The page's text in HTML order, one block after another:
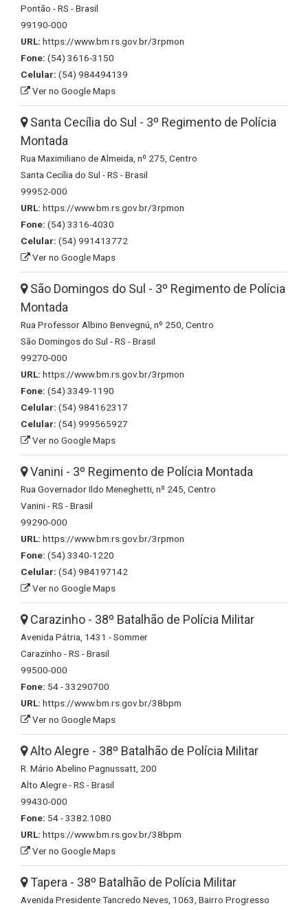
Pontão - RS - Brasil
99190-000
URL: https://www.bm.rs.gov.br/3rpmon
Fone: (54) 3616-3150
Celular: (54) 984494139
Ver no Google Maps
Santa Cecília do Sul - 3º Regimento de Polícia
Montada
Rua Maximiliano de Almeida, nº 275, Centro
Santa Cecília do Sul - RS - Brasil
99952-000
URL: https://www.bm.rs.gov.br/3rpmon
Fone: (54) 3316-4030
Celular: (54) 991413772
Ver no Google Maps
São Domingos do Sul - 3º Regimento de Polícia
Montada
Rua Professor Albino Benvegnú, nº 250, Centro
São Domingos do Sul - RS - Brasil
99270-000
URL: https://www.bm.rs.gov.br/3rpmon
Fone: (54) 3349-1190
Celular: (54) 984162317
Celular: (54) 999565927
Ver no Google Maps
Vanini - 3º Regimento de Polícia Montada
Rua Governador Ildo Meneghetti, nº 245, Centro
Vanini - RS - Brasil
99290-000
URL: https://www.bm.rs.gov.br/3rpmon
Fone: (54) 3340-1220
Celular: (54) 984197142
Ver no Google Maps
Carazinho - 38º Batalhão de Polícia Militar
Avenida Pátria, 1431 - Sommer
Carazinho - RS - Brasil
99500-000
Fone: 54 - 33290700
URL: https://www.bm.rs.gov.br/38bpm
Ver no Google Maps
Alto Alegre - 38º Batalhão de Polícia Militar
R. Mário Abelino Pagnussatt, 200
Alto Alegre - RS - Brasil
99430-000
Fone: 54 - 3382.1080
URL: https://www.bm.rs.gov.br/38bpm
Ver no Google Maps
Tapera - 38º Batalhão de Polícia Militar
Avenida Presidente Tancredo Neves, 1063, Bairro Progresso